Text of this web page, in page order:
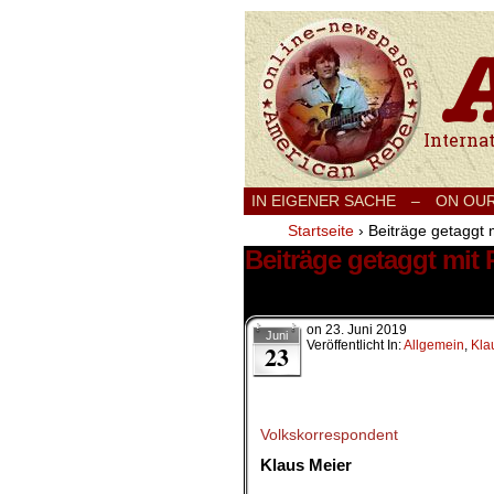
IN EIGENER SACHE – ON
Startseite › Beiträge getaggt
Beiträge getaggt mit
Juni
23
on 23. Juni 2019
Veröffentlicht In:Allgemein,
Volkskorrespondent
Klaus Meier